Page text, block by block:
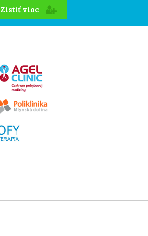
Zistiť viac